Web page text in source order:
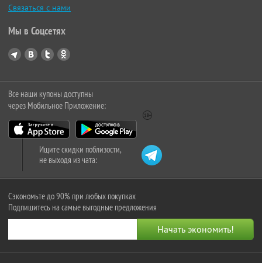
Связаться с нами
Мы в Соцсетях
Все наши купоны доступны
через Мобильное Приложение:
Ищите скидки поблизости,
не выходя из чата:
Сэкономьте до 90% при любых покупках
Подпишитесь на самые выгодные предложения